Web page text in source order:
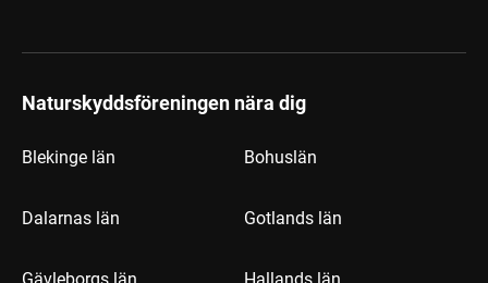
Naturskyddsföreningen nära dig
Blekinge län Bohuslän
Dalarnas län Gotlands län
Gävleborgs län Hallands län